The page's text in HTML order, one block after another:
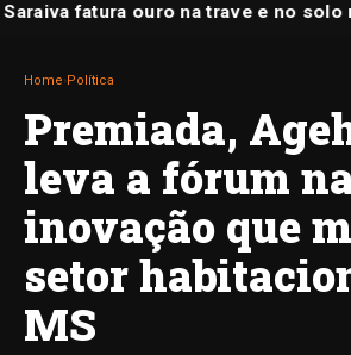
fatura ouro na trave e no solo
Home Política
Premiada,
leva a fórum
inovação que
setor
MS